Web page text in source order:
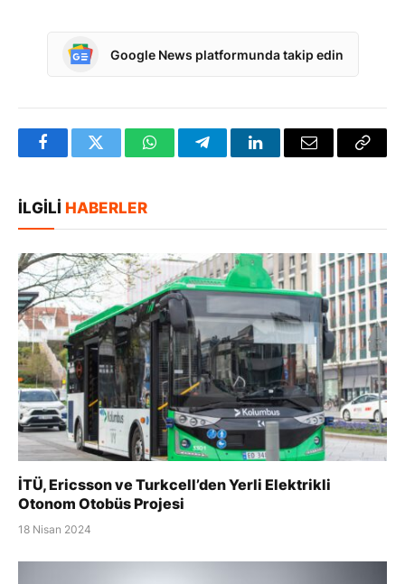
Google News platformunda takip edin
FacebookTwitter WhatsAppTelegramLinkedInE-
İLGILI HABERLER
İTÜ, Ericsson ve Turkcell’den Yerli Elektrikli
Otonom Otobüs Projesi
18 Nisan 2024